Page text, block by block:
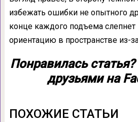
избежать ошибки не опытного
конце каждого подъема слепнет
ориентацию в пространстве из-
Понравилась
друзьями на
ПОХОЖИЕ СТАТЬИ